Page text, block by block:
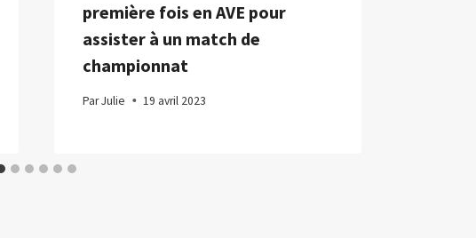
première fois en AVE pour
assister à un match de
championnat
ParJulie 19 avril 2023